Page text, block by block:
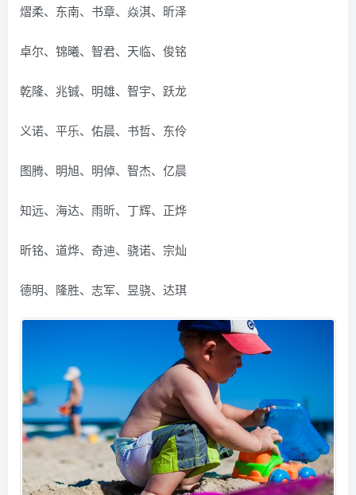
熠柔、东南、书章、焱淇、昕泽
卓尔、锦曦、智君、天临、俊铭
乾隆、兆铖、明雄、智宇、跃龙
义诺、平乐、佑晨、书哲、东伶
图腾、明旭、明倬、智杰、亿晨
知远、海达、雨昕、丁辉、正烨
昕铭、道烨、奇迪、骁诺、宗灿
德明、隆胜、志军、昱骁、达琪